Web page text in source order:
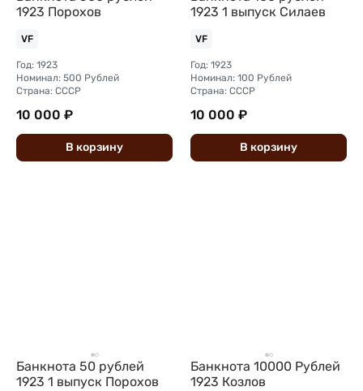
1923 Порохов
VF
Год: 1923
Номинал: 500 Рублей
Страна: СССР
10 000 ₽
В корзину
1923 1 выпуск Силаев
VF
Год: 1923
Номинал: 100 Рублей
Страна: СССР
10 000 ₽
В корзину
Банкнота 50 рублей
1923 1 выпуск Порохов
Банкнота 10000 Рублей
1923 Козлов